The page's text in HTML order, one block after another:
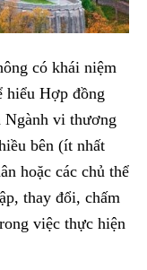
có khái niệm
hiểu Hợp đồng
Ngành vi thương
bên (ít nhất
hoặc các chủ thể
thay đổi, chấm
việc thực hiện